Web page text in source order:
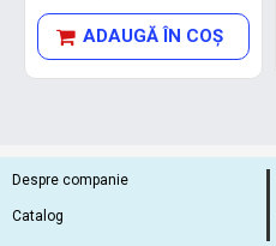
ADAUGĂ ÎN COŞ
Despre companie
Catalog